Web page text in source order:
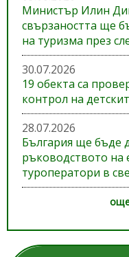
Министър Илин
свързаността ще
на туризма през
30.07.2026
19 обекта са
контрол на
28.07.2026
България ще бъде
ръководството на
туроператори в